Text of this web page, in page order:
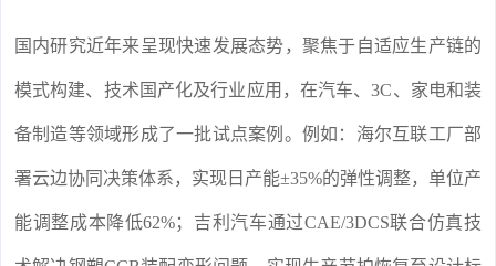
国内研究近年来呈现快速发展态势，聚焦于自适应生产链的
模式构建、技术国产化及行业应用，在汽车、3C、家电和装
备制造等领域形成了一批试点案例。例如：海尔互联工厂部
署云边协同决策体系，实现日产能±35%的弹性调整，单位产
能调整成本降低62%；吉利汽车通过CAE/3DCS联合仿真技